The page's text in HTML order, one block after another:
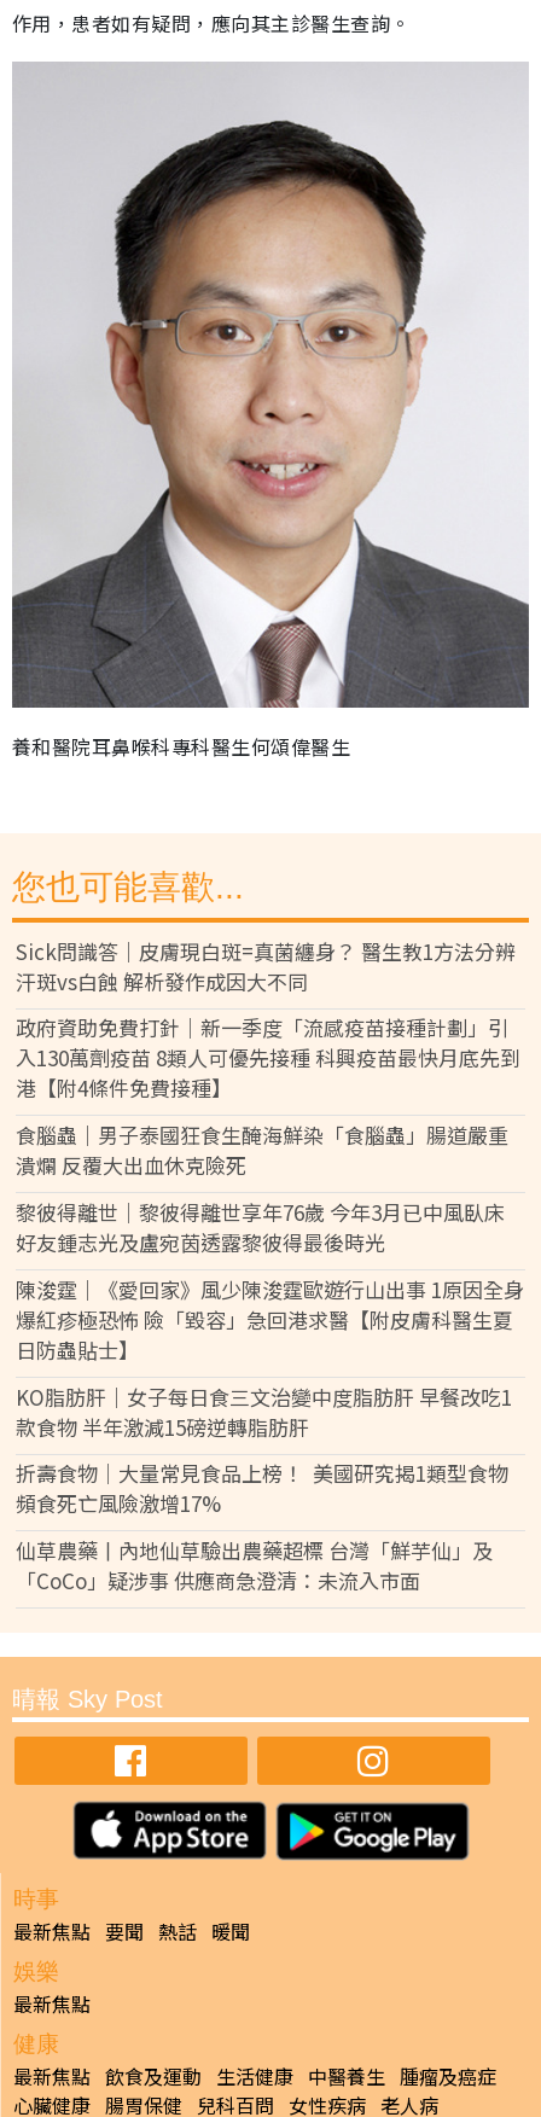
作用，患者如有疑問，應向其主診醫生查詢。
養和醫院耳鼻喉科專科醫生何頌偉醫生
您也可能喜歡...
Sick問識答｜皮膚現白斑=真菌纏身？ 醫生教1方法分辨
汗斑vs白蝕 解析發作成因大不同
政府資助免費打針｜新一季度「流感疫苗接種計劃」引
入130萬劑疫苗 8類人可優先接種 科興疫苗最快月底先到
港【附4條件免費接種】
食腦蟲｜男子泰國狂食生醃海鮮染「食腦蟲」腸道嚴重
潰爛 反覆大出血休克險死
黎彼得離世｜黎彼得離世享年76歲 今年3月已中風臥床
好友鍾志光及盧宛茵透露黎彼得最後時光
陳浚霆｜《愛回家》風少陳浚霆歐遊行山出事 1原因全身
爆紅疹極恐怖 險「毀容」急回港求醫【附皮膚科醫生夏
日防蟲貼士】
KO脂肪肝｜女子每日食三文治變中度脂肪肝 早餐改吃1
款食物 半年激減15磅逆轉脂肪肝
折壽食物｜大量常見食品上榜！ 美國研究揭1類型食物
頻食死亡風險激增17%
仙草農藥丨內地仙草驗出農藥超標 台灣「鮮芋仙」及
「CoCo」疑涉事 供應商急澄清：未流入市面
晴報 Sky Post
時事
最新焦點 要聞 熱話 暖聞
娛樂
最新焦點
健康
最新焦點 飲食及運動 生活健康 中醫養生 腫瘤及癌症
心臟健康 腸胃保健 兒科百問 女性疾病 老人病